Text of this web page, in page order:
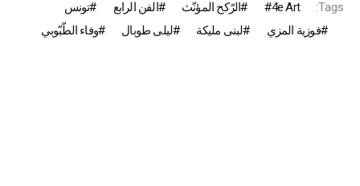
Tags:
4e Art الرّكح المؤنّث الفن الرابع
تونس
فوزية المزي
لبنى مليكة ليلى طوبال وفاء الطّبّوبي